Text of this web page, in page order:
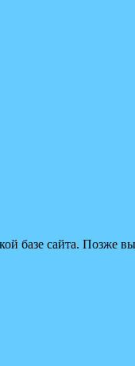
базе сайта. Позже